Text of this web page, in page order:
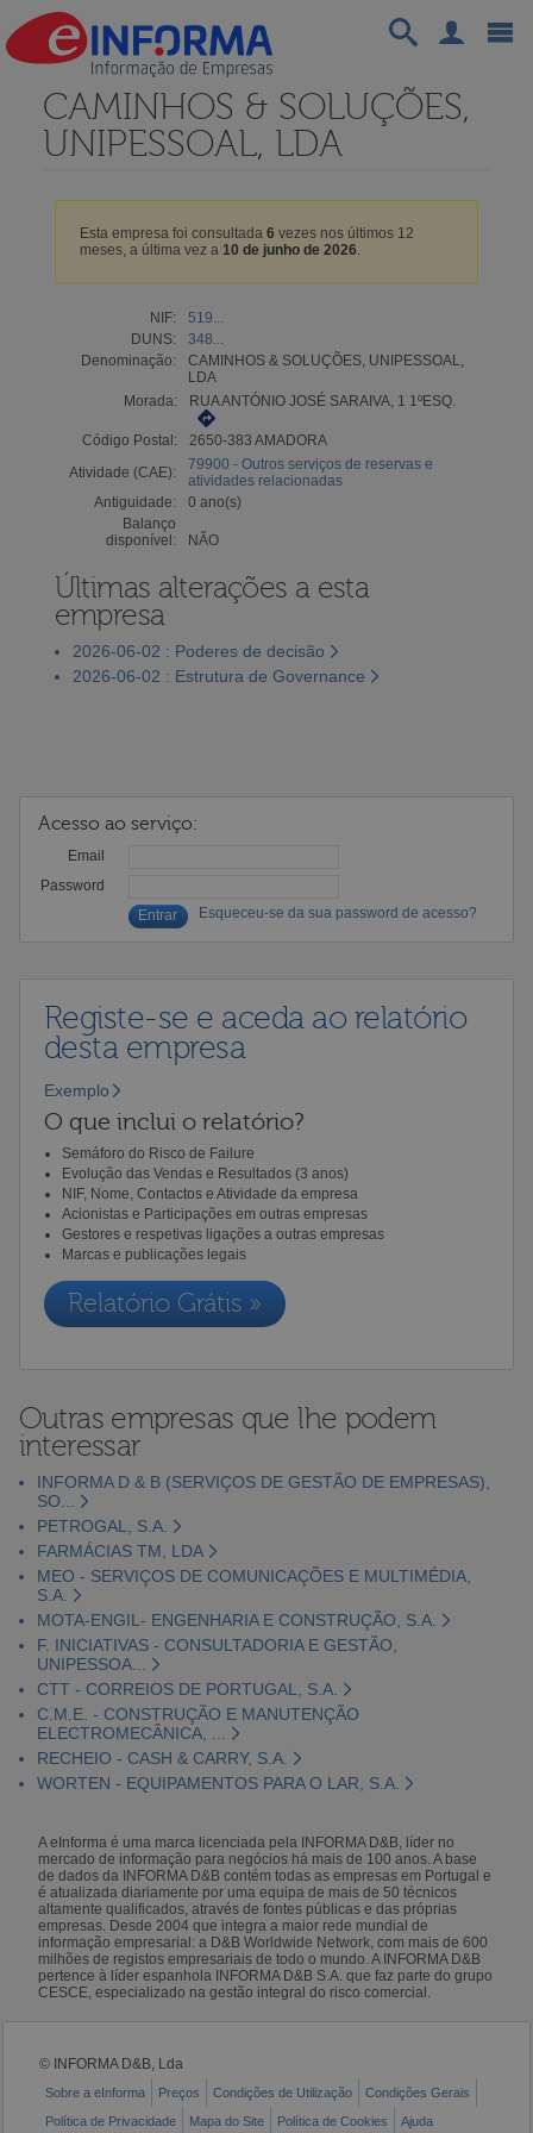
CAMINHOS & SOLUÇÕES,
UNIPESSOAL, LDA
Esta empresa foi consultada 6 vezes nos últimos 12
meses, a última vez a 10 de junho de 2026.
NIF:
519...
DUNS:
348...
Denominação:
CAMINHOS & SOLUÇÕES, UNIPESSOAL,
LDA
Morada:
RUA ANTÓNIO JOSÉ SARAIVA, 1 1ºESQ.
Código Postal:
2650-383 AMADORA
Atividade (CAE):
79900 - Outros serviços de reservas e
atividades relacionadas
Antiguidade:
0 ano(s)
Balanço
disponível:
NÃO
Últimas alterações a esta
empresa
2026-06-02 : Poderes de decisão
2026-06-02 : Estrutura de Governance
Acesso ao serviço:
Email
Password
Esqueceu-se da sua password de acesso?
Registe-se e aceda ao relatório
desta empresa
Exemplo
O que inclui o relatório?
Semáforo do Risco de Failure
Evolução das Vendas e Resultados (3 anos)
NIF, Nome, Contactos e Atividade da empresa
Acionistas e Participações em outras empresas
Gestores e respetivas ligações a outras empresas
Marcas e publicações legais
Relatório Grátis »
Outras empresas que lhe podem
interessar
INFORMA D & B (SERVIÇOS DE GESTÃO DE EMPRESAS),
SO...
PETROGAL, S.A.
FARMÁCIAS TM, LDA
MEO - SERVIÇOS DE COMUNICAÇÕES E MULTIMÉDIA,
S.A.
MOTA-ENGIL- ENGENHARIA E CONSTRUÇÃO, S.A.
F. INICIATIVAS - CONSULTADORIA E GESTÃO,
UNIPESSOA...
CTT - CORREIOS DE PORTUGAL, S.A.
C.M.E. - CONSTRUÇÃO E MANUTENÇÃO
ELECTROMECÂNICA, ...
RECHEIO - CASH & CARRY, S.A.
WORTEN - EQUIPAMENTOS PARA O LAR, S.A.
A eInforma é uma marca licenciada pela INFORMA D&B, líder no
mercado de informação para negócios há mais de 100 anos. A base
de dados da INFORMA D&B contém todas as empresas em Portugal e
é atualizada diariamente por uma equipa de mais de 50 técnicos
altamente qualificados, através de fontes públicas e das próprias
empresas. Desde 2004 que integra a maior rede mundial de
informação empresarial: a D&B Worldwide Network, com mais de 600
milhões de registos empresariais de todo o mundo. A INFORMA D&B
pertence à líder espanhola INFORMA D&B S.A. que faz parte do grupo
CESCE, especializado na gestão integral do risco comercial.
© INFORMA D&B, Lda
Sobre a eInforma Preços Condições de Utilização
Condições Gerais
Política de Privacidade
Mapa do Site Política de Cookies Ajuda